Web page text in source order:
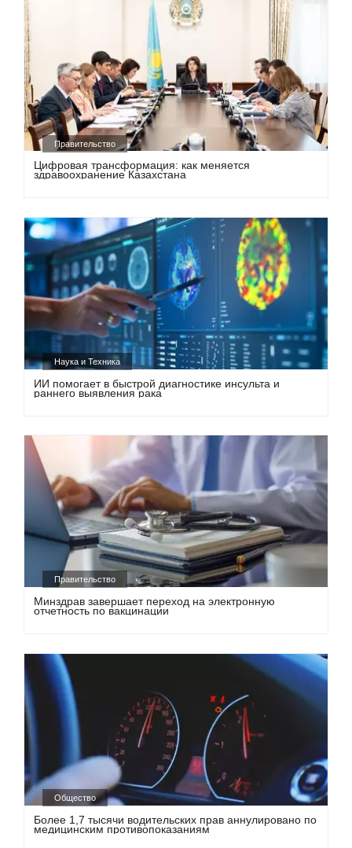
Правительство
Цифровая трансформация: как меняется
здравоохранение Казахстана
Наука и Техника
ИИ помогает в быстрой диагностике инсульта и
раннего выявления рака
Правительство
Минздрав завершает переход на электронную
отчетность по вакцинации
Общество
Более 1,7 тысячи водительских прав аннулировано по
медицинским противопоказаниям